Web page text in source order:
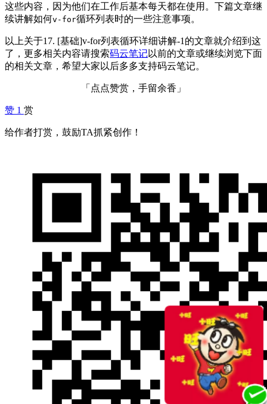
这些内容，因为他们在工作后基本每天都在使用。下篇文章继
续讲解如何v-for循环列表时的一些注意事项。
以上关于17. [基础]v-for列表循环详细讲解-1的文章就介绍到这
了，更多相关内容请搜索码云笔记以前的文章或继续浏览下面
的相关文章，希望大家以后多多支持码云笔记。
「点点赞赏，手留余香」
赞 1 赏
给作者打赏，鼓励TA抓紧创作！